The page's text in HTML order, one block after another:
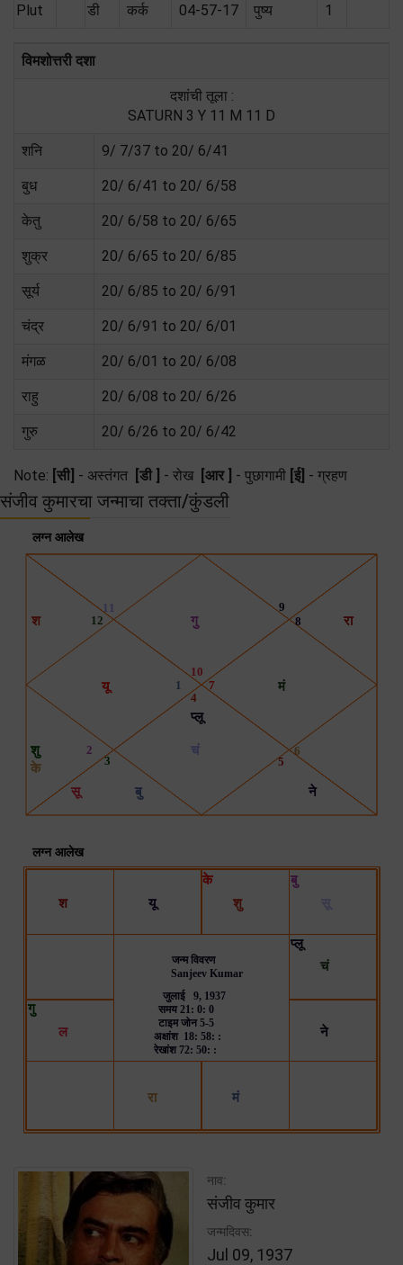
Plut डी कर्क 04-57-17 पुष्य 1
विमशोत्तरी दशा
दशांची तूला :
SATURN 3 Y 11 M 11 D
शनि 9/ 7/37 to 20/ 6/41
बुध 20/ 6/41 to 20/ 6/58
केतु 20/ 6/58 to 20/ 6/65
शुक्र 20/ 6/65 to 20/ 6/85
सूर्य 20/ 6/85 to 20/ 6/91
चंद्र 20/ 6/91 to 20/ 6/01
मंगळ 20/ 6/01 to 20/ 6/08
राहु 20/ 6/08 to 20/ 6/26
गुरु 20/ 6/26 to 20/ 6/42
Note: [सी] - अस्तंगत [डी ] - रोख [आर ] - पुछागामी [ई] - ग्रहण
संजीव कुमारचा जन्माचा तक्ता/कुंडली
नाव:
संजीव कुमार
जन्मदिवस:
Jul 09, 1937